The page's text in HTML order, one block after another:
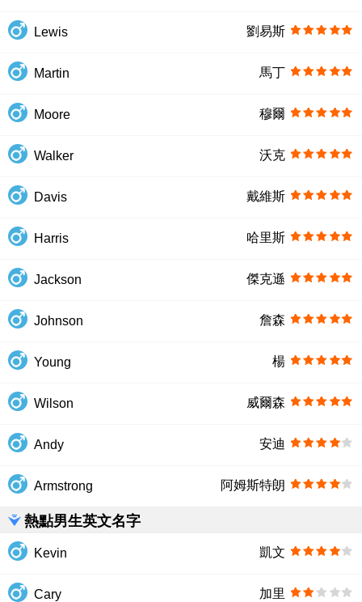
Lewis 劉易斯
Martin 馬丁
Moore 穆爾
Walker 沃克
Davis 戴維斯
Harris 哈里斯
Jackson 傑克遜
Johnson 詹森
Young 楊
Wilson 威爾森
Andy 安迪
Armstrong 阿姆斯特朗
熱點男生英文名字
Kevin 凱文
Cary 加里